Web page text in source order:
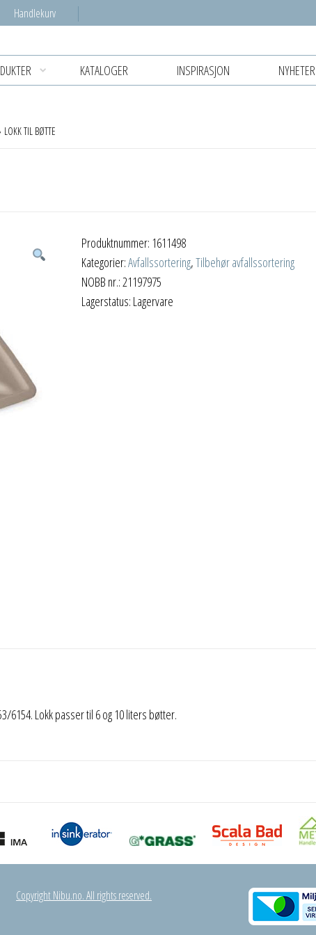
Handlekurv
KATALOGER INSPIRASJON NYHETER
LOKK TIL BØTTE
Produktnummer: 1611498
Kategorier:Avfallssortering,Tilbehør avfallssortering
NOBB nr.: 21197975
Lagerstatus: Lagervare
6154. Lokk passer til 6 og 10 liters bøtter.
Copyright Nibu.no. All rights reserved.